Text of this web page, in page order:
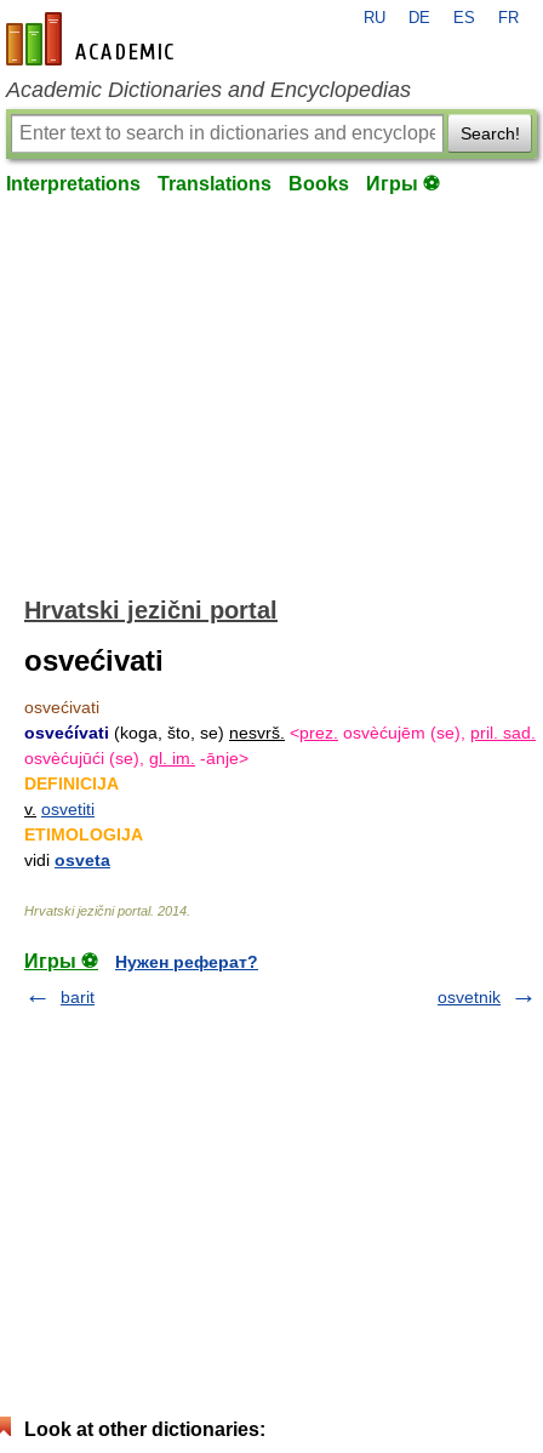
en-academic.com
RU DE ES FR
Academic Dictionaries and Encyclopedias
Search!
Interpretations Translations Books Игры ⚽
Hrvatski jezični portal
osvećivati
osvećivati
osvećívati (koga, što, se) nesvrš. <prez. osvèćujēm (se), pril. sad.
osvèćujūći (se), gl. im. -ānje>
DEFINICIJA
v. osvetiti
ETIMOLOGIJA
vidi osveta
Hrvatski jezični portal. 2014
Игры ⚽
Нужен реферат?
barit
osvetnik
Look at other dictionaries: